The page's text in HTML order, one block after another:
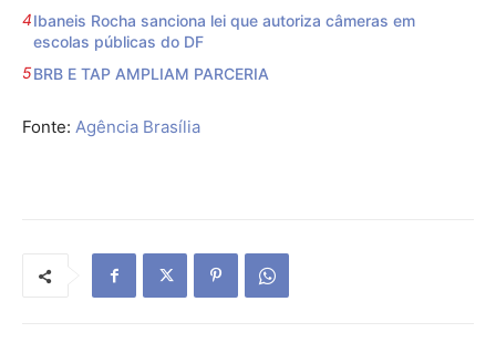
Ibaneis Rocha sanciona lei que autoriza câmeras em
escolas públicas do DF
BRB E TAP AMPLIAM PARCERIA
Fonte: Agência Brasília